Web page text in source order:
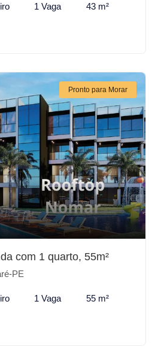
1 Vaga 43 m²
Pronto para Morar
com 1 quarto, 55m²
PE
1 Vaga 55 m²